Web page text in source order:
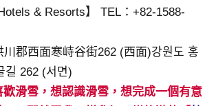
& Resorts】 TEL：+82-1588-
郡西面寒峙谷街262 (西面)강원도 홍
길 262 (서면)
滑雪，想認識滑雪，想完成一個有意